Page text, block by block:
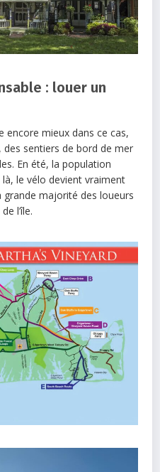
: louer un
encore mieux dans ce cas,
, des sentiers de bord de mer
En été, la population
le vélo devient vraiment
grande majorité des loueurs
l’île.